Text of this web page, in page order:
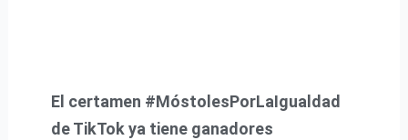
El certamen #MóstolesPorLaIgualdad
de TikTok ya tiene ganadores